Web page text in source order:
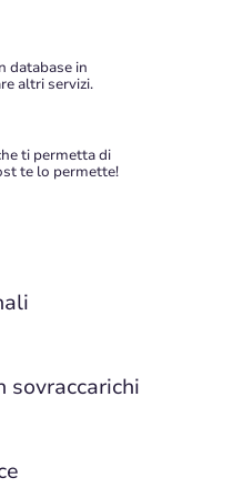
database in
altri servizi.
ti permetta di
te lo permette!
sovraccarichi